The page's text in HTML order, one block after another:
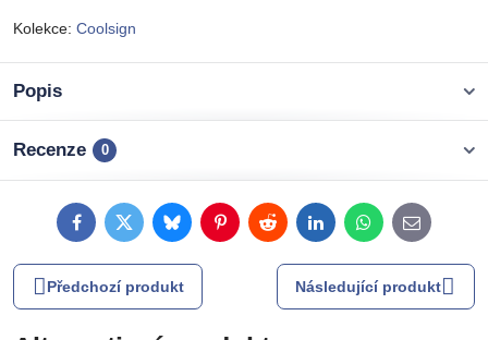
Kolekce: Coolsign
Popis
Recenze 0
FacebookTwitterBlueskyPinterestRedditLinkedInWhatsApp
E-
mail
Předchozí produkt Následující produkt